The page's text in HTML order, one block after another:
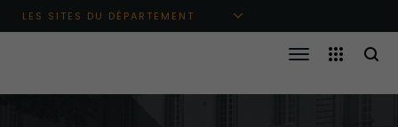
Aller au menu principal
Aller au contenu
Aller à la recherche
LES SITES DU DÉPARTEMENT